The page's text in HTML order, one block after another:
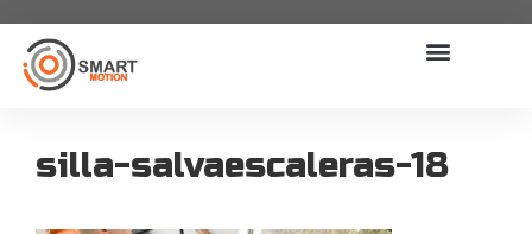
silla-salvaescaleras-18